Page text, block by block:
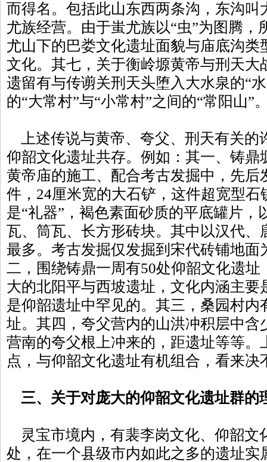
而得名。包括此山东西两条沟，东沟叫
尤族经营。由于蚩尤族以“虫”为图腾，
尤山下的巴娄文化遗址面貌与庙底沟类
文化。其七，关于衡岭塬黄帝与刑天大
遗留有与传谫关刑天头堕入大水泉的“
的“大常村”与“小常村”之间的“常阳山”
上述传说与黄帝、夸父、刑天有关的
仰韶文化遗址共存。例如：其一、铸鼎
黄帝庙的施工、配合考古发掘中，先后
件，24厘米宽的大石铲，这件超宽型石
是“礼器”，褐色素面砂质的平底罐片，
瓦、筒瓦、长方形砖块。其中以汉代、
最多。考古发掘仅发掘到宋代砖铺地面
二，围绕铸鼎一周有50处仰韶文化遗
大的北阳平与西坡遗址，文化内涵主要
是仰韶遗址中罕见的。其三，桑园村内
址。其四，夸父营内的山洪冲积层中含
营南的夸父根上冲来的，距遗址等等。
点，与仰韶文化遗址有机组合，看来决
三、关于对庞大的仰韶文化遗址群的
灵宝市境内，有裴李岗文化、仰韶文
处，在一个县级市内如此之多的遗址实